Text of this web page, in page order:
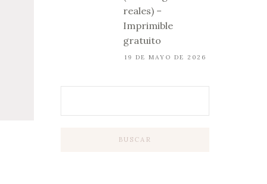
reales) –
Imprimible
gratuito
19 DE MAYO DE 2026
BUSCAR